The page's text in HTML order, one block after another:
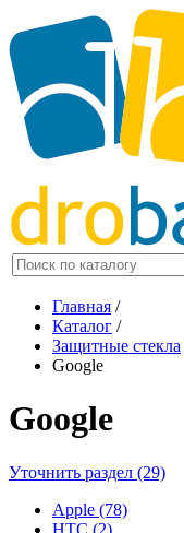
Главная /
Каталог /
Защитные стекла
Google
Google
Уточнить раздел (29)
Apple (78)
HTC (2)